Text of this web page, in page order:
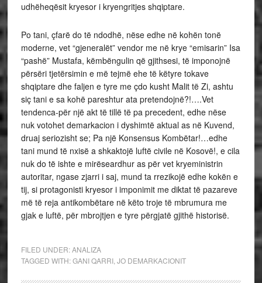
udhëheqësit kryesor i kryengritjes shqiptare.
Po tani, çfarë do të ndodhë, nëse edhe në kohën tonë
moderne, vet “gjeneralët” vendor me në krye “emisarin” Isa
“pashë” Mustafa, këmbëngulin që gjithsesi, të imponojnë
përsëri tjetërsimin e më tejmë ehe të këtyre tokave
shqiptare dhe faljen e tyre me çdo kusht Malit të Zi, ashtu
siç tani e sa kohë pareshtur ata pretendojnë?!….Vet
tendenca-për një akt të tillë të pa precedent, edhe nëse
nuk votohet demarkacion i dyshimtë aktual as në Kuvend,
druaj seriozisht se; Pa një Konsensus Kombëtar!…edhe
tani mund të nxisë a shkaktojë luftë civile në Kosovë!, e cila
nuk do të ishte e mirëseardhur as për vet kryeministrin
autoritar, ngase zjarri i saj, mund ta rrezikojë edhe kokën e
tij, si protagonisti kryesor i imponimit me diktat të pazareve
më të reja antikombëtare në këto troje të mbrumura me
gjak e luftë, për mbrojtjen e tyre përgjatë gjithë historisë.
FILED UNDER:ANALIZA
TAGGED WITH:GANI QARRI, JO DEMARKACIONIT